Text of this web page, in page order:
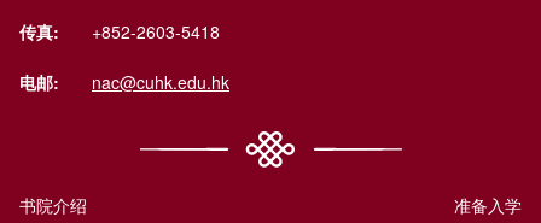
传真: +852-2603-5418
电邮: nac@cuhk.edu.hk
书院介绍 准备入学